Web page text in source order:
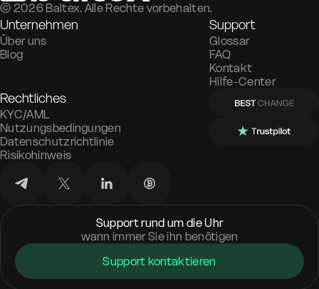
© 2026 Baltex. Alle Rechte vorbehalten.
Unternehmen
Über uns
Blog
Support
Glossar
FAQ
Kontakt
Hilfe-Center
Rechtliches
KYC/AML
Nutzungsbedingungen
Datenschutzrichtlinie
Risikohinweis
Support rund um die Uhr
wann immer Sie ihn benötigen
Support kontaktieren